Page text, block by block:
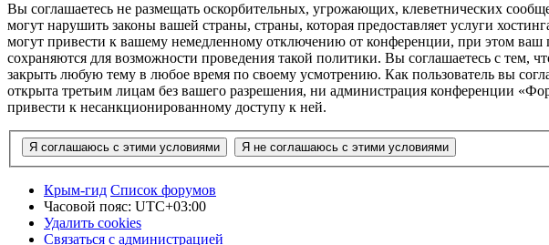
Вы соглашаетесь не размещать оскорбительных, угрожающих, клеветнических
могут нарушить законы вашей страны, страны, которая предоставляет услуги
могут привести к вашему немедленному отключению от конференции, при этом ваш
сохраняются для возможности проведения такой политики. Вы соглашаетесь с
закрыть любую тему в любое время по своему усмотрению. Как пользователь вы
открыта третьим лицам без вашего разрешения, ни администрация конференции
привести к несанкционированному доступу к ней.
Крым-гид Список форумов
Часовой пояс: UTC+03:00
Удалить cookies
Связаться с администрацией